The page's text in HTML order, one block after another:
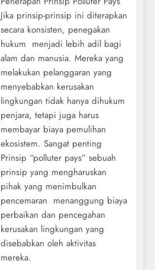
Jika prinsip-prinsip ini diterapkan
secara konsisten, penegakan
hukum menjadi lebih adil bagi
alam dan manusia. Mereka yang
melakukan pelanggaran yang
menyebabkan kerusakan
lingkungan tidak hanya dihukum
penjara, tetapi juga harus
membayar biaya pemulihan
ekosistem. Sangat penting
Prinsip “polluter pays” sebuah
prinsip yang mengharuskan
pihak yang menimbulkan
pencemaran menanggung biaya
perbaikan dan pencegahan
kerusakan lingkungan yang
disebabkan oleh aktivitas
mereka.